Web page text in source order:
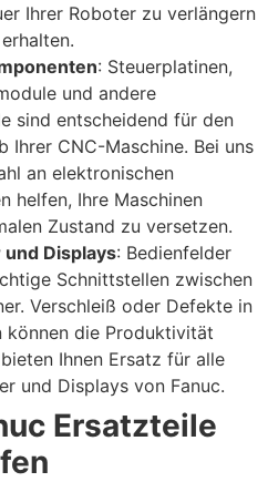
Ihrer Roboter zu verlängern
: Steuerplatinen,
und andere
sind entscheidend für den
Ihrer CNC-Maschine. Bei uns
an elektronischen
helfen, Ihre Maschinen
Zustand zu versetzen.
Displays: Bedienfelder
Schnittstellen zwischen
Verschleiß oder Defekte in
können die Produktivität
Ihnen Ersatz für alle
und Displays von Fanuc.
Ersatzteile